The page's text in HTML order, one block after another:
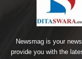
Newsmag is your
provide you with the